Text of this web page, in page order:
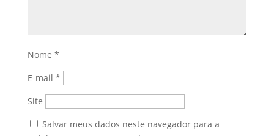
Nome *
E-mail *
Site
Salvar meus dados neste navegador para a